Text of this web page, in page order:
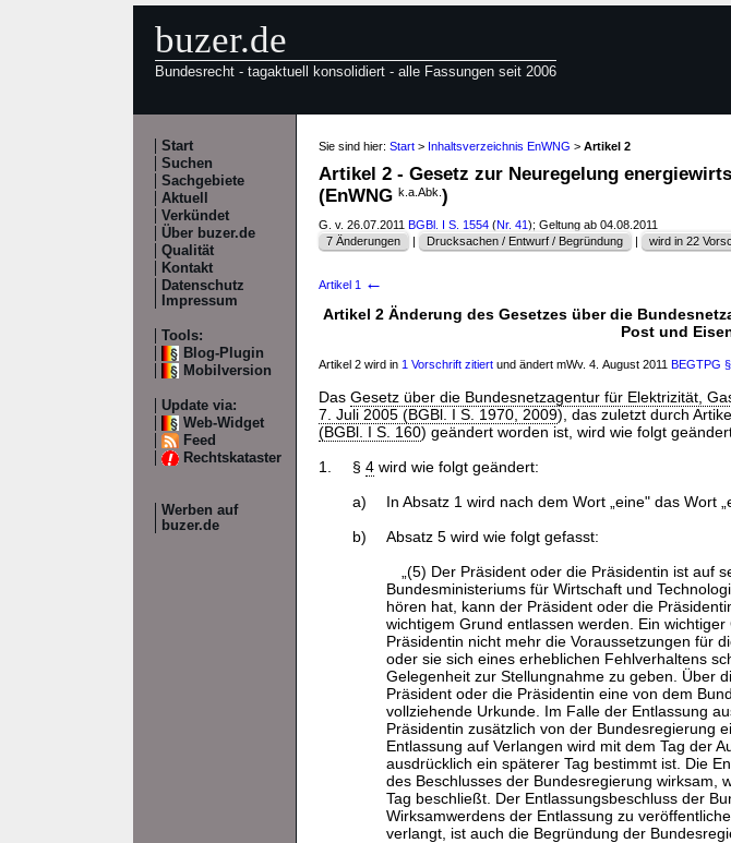
buzer.de
Bundesrecht - tagaktuell konsolidiert - alle Fassungen seit 2006
Start
Suchen
Sachgebiete
Aktuell
Verkündet
Über buzer.de
Qualität
Kontakt
Datenschutz
Impressum
Tools:
Blog-Plugin
Mobilversion
Update via:
Web-Widget
Feed
Rechtskataster
Werben auf
buzer.de
Sie sind hier: Start > Inhaltsverzeichnis EnWNG > Artikel 2
Artikel 2 - Gesetz zur Neuregelung
(EnWNG k.a.Abk. )
G. v. 26.07.2011 BGBl. I S. 1554 (Nr. 41); Geltung ab 04.08.2011
7 Änderungen
| Drucksachen / Entwurf / Begründung | wird in 22
Artikel 1 ←
Artikel 2 Änderung des Gesetzes über die
Post und
Artikel 2 wird in 1 Vorschrift zitiert und ändert mWv. 4. August 2011 BEGTPG
Das Gesetz über die Bundesnetzagentur für Elektrizität,
7. Juli 2005 (BGBl. I S. 1970, 2009), das zuletzt durch
(BGBl. I S. 160) geändert worden ist, wird wie folgt
1.
§ 4wird wie folgt geändert:
a)
In Absatz 1 wird nach dem Wort „eine" das Wort
b)
Absatz 5 wird wie folgt gefasst:
„(5) Der Präsident oder die Präsidentin ist auf
Bundesministeriums für Wirtschaft und
hören hat, kann der Präsident oder die
wichtigem Grund entlassen werden. Ein
Präsidentin nicht mehr die Voraussetzungen für
oder sie sich eines erheblichen Fehlverhaltens
Gelegenheit zur Stellungnahme zu geben. Über
Präsident oder die Präsidentin eine von dem
vollziehende Urkunde. Im Falle der Entlassung
Präsidentin zusätzlich von der Bundesregierung
Entlassung auf Verlangen wird mit dem Tag der
ausdrücklich ein späterer Tag bestimmt ist. Die
des Beschlusses der Bundesregierung wirksam,
Tag beschließt. Der Entlassungsbeschluss der
Wirksamwerdens der Entlassung zu
verlangt, ist auch die Begründung der